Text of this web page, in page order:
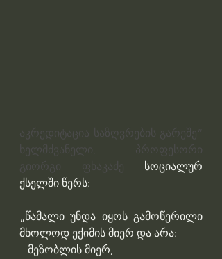
აკრედიტაცია საზღვრების გარეშე“
ხელმძვანელი, პროფესორი
გიორგი ფხაკაძე სოციალურ
ქსელში წერს:
„წამალი უნდა იყოს გამოწერილი
მხოლოდ ექიმის მიერ და არა:
– მეზობლის მიერ,